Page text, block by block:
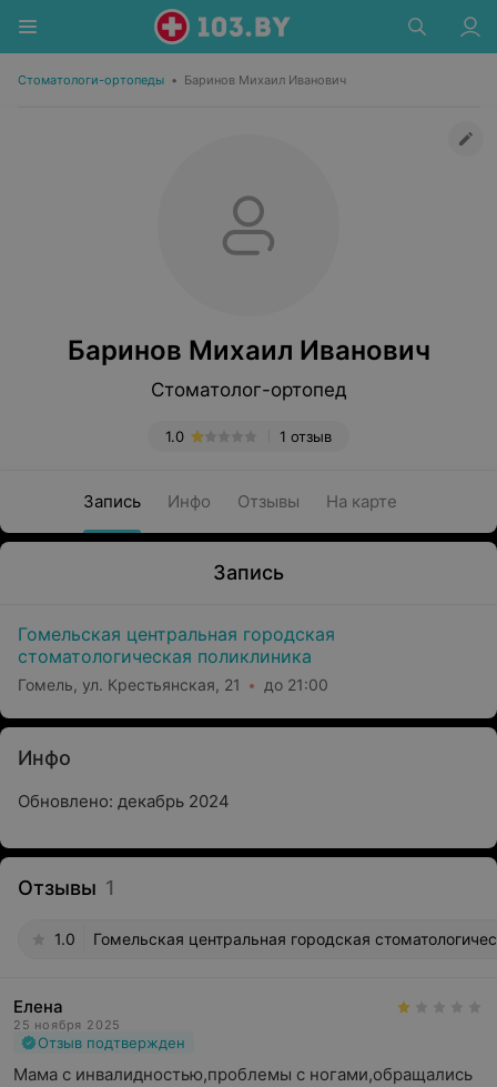
Стоматологи-ортопеды • Баринов Михаил Иванович
Баринов Михаил Иванович
Стоматолог-ортопед
1 отзыв
1.0
Запись Инфо Отзывы На карте
Запись
Гомельская центральная городская
стоматологическая поликлиника
Гомель, ул. Крестьянская, 21 до 21:00
Инфо
Обновлено: декабрь 2024
Отзывы 1
1.0 Гомельская центральная городская
Елена
25 ноября 2025
Отзыв подтвержден
Мама с инвалидностью,проблемы с ногами,обращались